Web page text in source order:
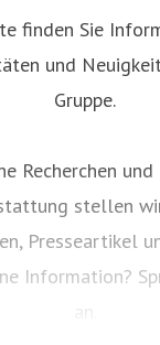
finden Sie
und
Gruppe.
Recherchen
stellen
Presseartikel
Information?